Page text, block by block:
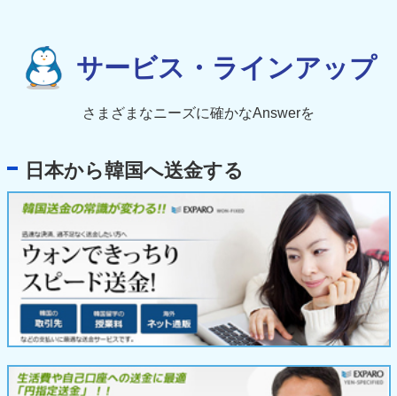
サービス・ラインアップ
さまざまなニーズに確かなAnswerを
日本から韓国へ送金する